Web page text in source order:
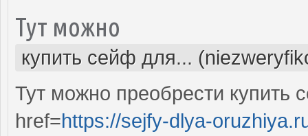
Тут можно
купить сейф для...
Тут можно преобрести купить
href=https://sejfy-dlya-